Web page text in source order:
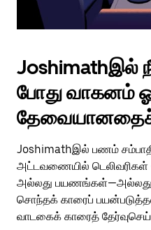
Joshimathஇல்
போது வாகனம்
Joshimathஇல் பணம்
அட்டவணையில் டெலிவரிகள்
அல்லது
சொந்தக் காரைப்
வாடகைக் காரைத்